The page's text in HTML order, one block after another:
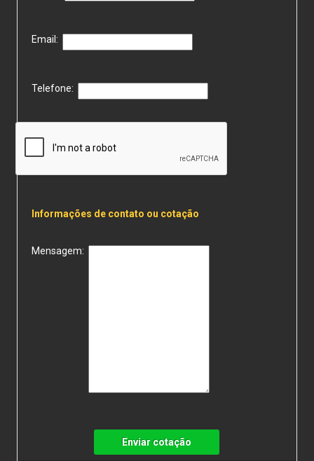
Email:
Telefone:
Informações de contato ou cotação
Mensagem:
Enviar cotação